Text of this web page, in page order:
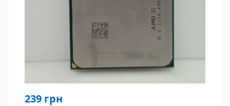
239 грн